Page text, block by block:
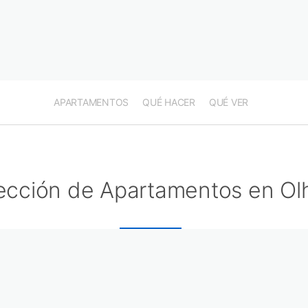
APARTAMENTOS QUÉ HACER QUÉ VER
de Apartamentos en